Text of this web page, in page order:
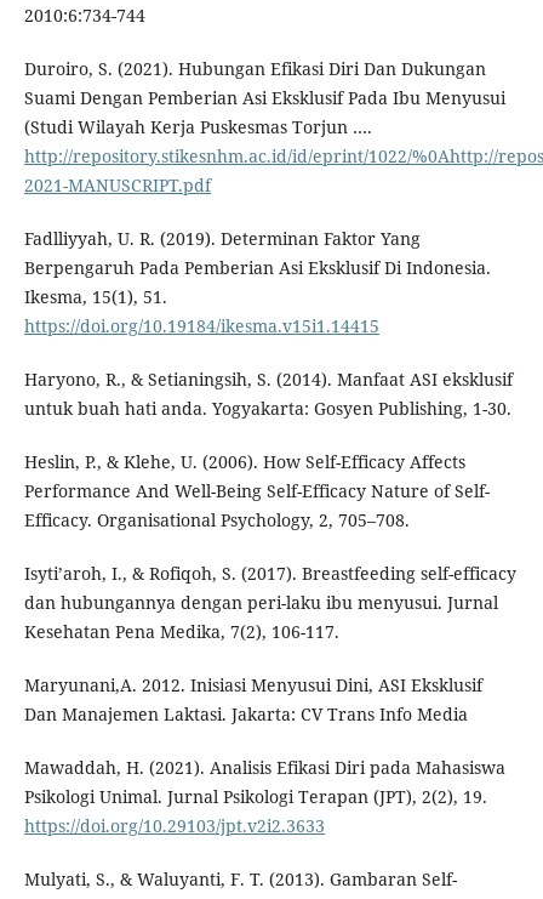
2010:6:734-744
Duroiro, S. (2021). Hubungan Efikasi Diri Dan Dukungan
Suami Dengan Pemberian Asi Eksklusif Pada Ibu Menyusui
(Studi Wilayah Kerja Puskesmas Torjun ….
http://repository.stikesnhm.ac.id/id/eprint/1022/%0Ahttp://
2021-MANUSCRIPT.pdf
Fadlliyyah, U. R. (2019). Determinan Faktor Yang
Berpengaruh Pada Pemberian Asi Eksklusif Di Indonesia.
Ikesma, 15(1), 51.
https://doi.org/10.19184/ikesma.v15i1.14415
Haryono, R., & Setianingsih, S. (2014). Manfaat ASI eksklusif
untuk buah hati anda. Yogyakarta: Gosyen Publishing, 1-30.
Heslin, P., & Klehe, U. (2006). How Self-Efficacy Affects
Performance And Well-Being Self-Efficacy Nature of Self-
Efficacy. Organisational Psychology, 2, 705–708.
Isyti’aroh, I., & Rofiqoh, S. (2017). Breastfeeding self-efficacy
dan hubungannya dengan peri-laku ibu menyusui. Jurnal
Kesehatan Pena Medika, 7(2), 106-117.
Maryunani,A. 2012. Inisiasi Menyusui Dini, ASI Eksklusif
Dan Manajemen Laktasi. Jakarta: CV Trans Info Media
Mawaddah, H. (2021). Analisis Efikasi Diri pada Mahasiswa
Psikologi Unimal. Jurnal Psikologi Terapan (JPT), 2(2), 19.
https://doi.org/10.29103/jpt.v2i2.3633
Mulyati, S., & Waluyanti, F. T. (2013). Gambaran Self-